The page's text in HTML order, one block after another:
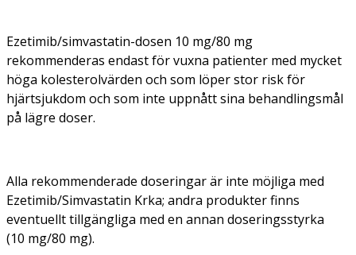
Ezetimib/simvastatin-dosen 10 mg/80 mg
rekommenderas endast för vuxna patienter med mycket
höga kolesterolvärden och som löper stor risk för
hjärtsjukdom och som inte uppnått sina behandlingsmål
på lägre doser.
Alla rekommenderade doseringar är inte möjliga med
Ezetimib/Simvastatin Krka; andra produkter finns
eventuellt tillgängliga med en annan doseringsstyrka
(10 mg/80 mg).